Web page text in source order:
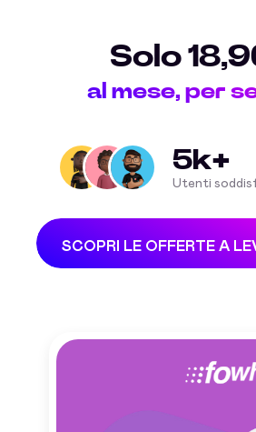
Solo
al mese, per
5k+
Utenti
SCOPRI LE OFFERTE A